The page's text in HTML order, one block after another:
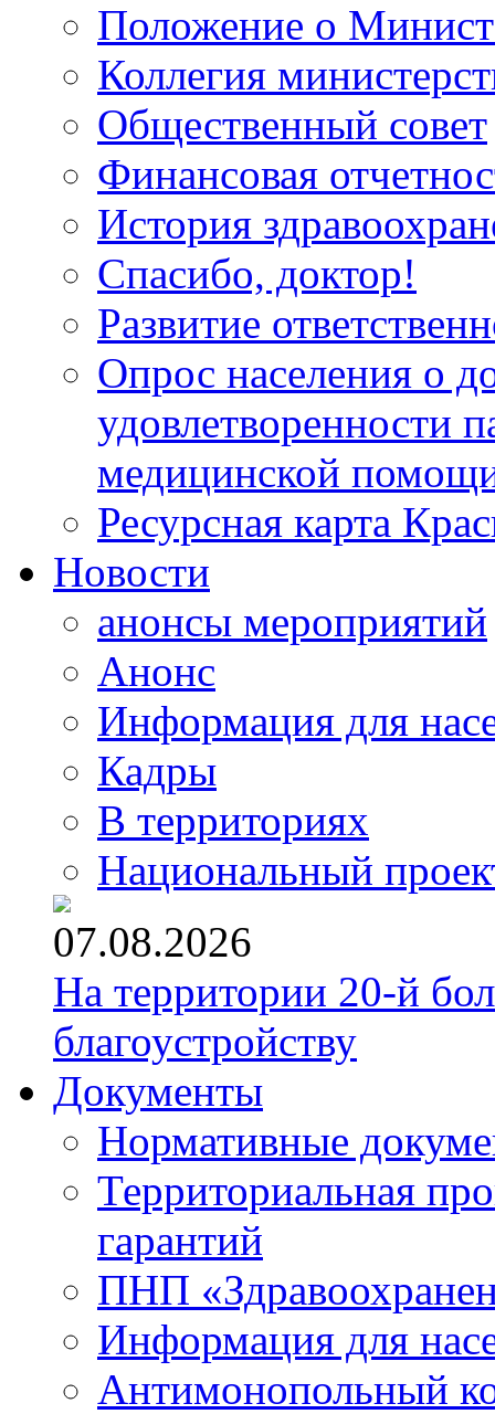
Положение о
Коллегия
Общественный совет
Финансовая
История
Спасибо, доктор!
Развитие
Опрос населения о
удовлетворенности
медицинской
Ресурсная карта
Новости
анонсы мероприятий
Анонс
Информация для
Кадры
В территориях
Национальный
07.08.2026
На территории 20-й
благоустройству
Документы
Нормативные
Территориальная
гарантий
ПНП
Информация для
Антимонопольный